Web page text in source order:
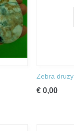
Zebra druzy
€ 0,00